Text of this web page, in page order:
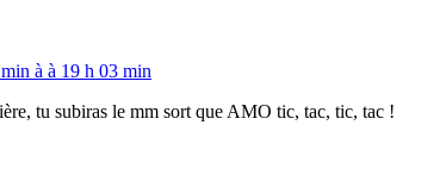
à à 19 h 03 min
tu subiras le mm sort que AMO tic, tac, tic, tac !